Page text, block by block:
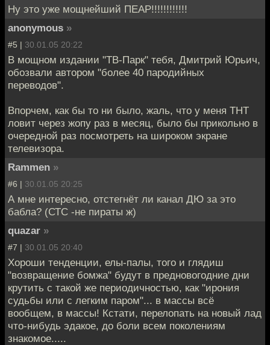
Ну это уже мощнейший ПЕАР!!!!!!!!!!!!
anonymous »
#5 | 30.01.05 20:22
В мощном издании "ТВ-Парк" тебя, Дмитрий Юрьич,
обозвали автором "более 40 пародийных
переводов".
Впорчем, как бы то ни было, жаль, что у меня ТНТ
ловит через жопу раз в месяц, было бы прикольно в
очередной раз посмотреть на широком экране
телевизора.
Rammen »
#6 | 30.01.05 20:25
А мне интересно, отстегнёт ли канал ДЮ за это
бабла? (СТС -не пираты ж)
quazar »
#7 | 30.01.05 20:40
Хороши тенденции, елы-палы, того и глядиш
"возвращение бомжа" будут в предновогодние дни
крутить с такой же периодичностью, как "ирония
судьбы или с легким паром"... в массы всё
вообщем, в массы! Кстати, перелопать на новый лад
что-нибудь эдакое, до боли всем поколениям
знакомое.....